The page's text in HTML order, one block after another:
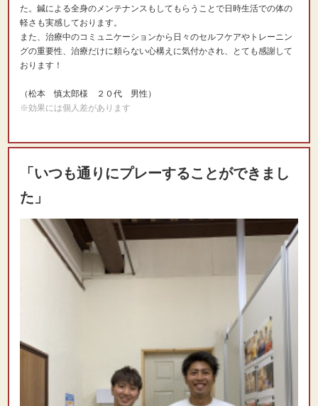
た。鍼による全身のメンテナンスもしてもらうことで日時生活での体の
軽さも実感しております。
また、治療中のコミュニケーションから日々のセルフケアやトレーニン
グの重要性、治療だけに頼らない心構えに気付かされ、とても感謝して
おります！
（松本 慎太郎様 ２０代 男性）
※効果には個人差があります
「いつも通りにプレーすることができまし
た」